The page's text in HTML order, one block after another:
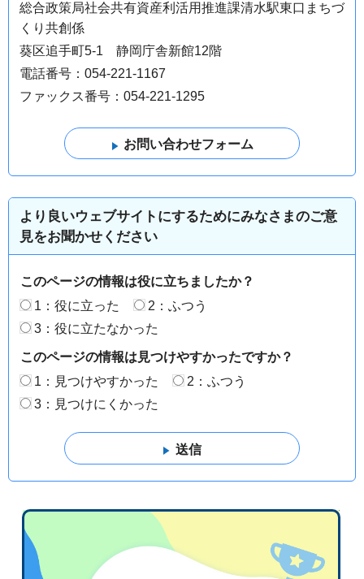
総合政策局社会共有資産利活用推進課清水駅東口まちづ
くり共創係
葵区追手町5-1 静岡庁舎新館12階
電話番号：054-221-1167
ファックス番号：054-221-1295
より良いウェブサイトにするためにみなさまのご意
見をお聞かせください
このページの情報は役に立ちましたか？
1：役に立った
2：ふつう
3：役に立たなかった
このページの情報は見つけやすかったですか？
1：見つけやすかった
2：ふつう
3：見つけにくかった